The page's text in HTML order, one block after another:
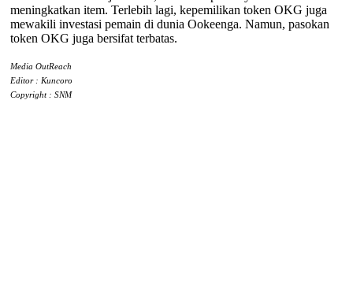
meningkatkan item. Terlebih lagi, kepemilikan token OKG juga
mewakili investasi pemain di dunia Ookeenga. Namun, pasokan
token OKG juga bersifat terbatas.
Media OutReach
Editor : Kuncoro
Copyright : SNM